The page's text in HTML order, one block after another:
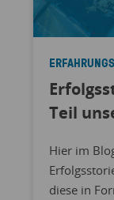
Teil
Hier im
diese in